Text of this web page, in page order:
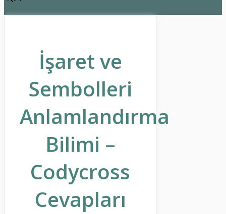
İşaret ve
Sembolleri
Anlamlandırma
Bilimi –
Codycross
Cevapları